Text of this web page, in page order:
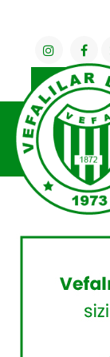
Üye Girişi